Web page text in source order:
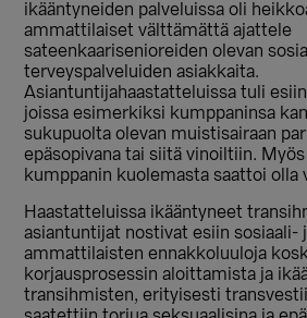
ikääntyneiden palveluissa oli
ammattilaiset välttämättä ajattele
sateenkaarisenioreiden olevan
terveyspalveluiden asiakkaita.
Asiantuntijahaastatteluissa tuli
joissa esimerkiksi kumppaninsa
sukupuolta olevan muistisairaan
epäsopivana tai siitä vinoiltiin.
kumppanin kuolemasta saattoi olla
Haastatteluissa ikääntyneet
asiantuntijat nostivat esiin sosiaali-
ammattilaisten ennakkoluuloja
korjausprosessin aloittamista ja
transihmisten, erityisesti